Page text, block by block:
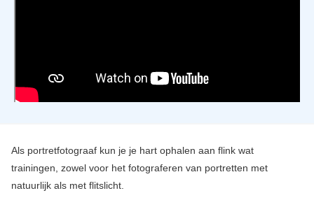
Als portretfotograaf kun je je hart ophalen aan flink wat
trainingen, zowel voor het fotograferen van portretten met
natuurlijk als met flitslicht.